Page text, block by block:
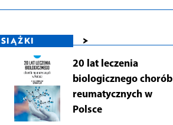
>
20 lat leczenia
biologicznego chorób
reumatycznych w
Polsce